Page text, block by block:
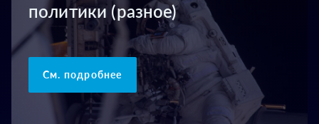
политики (разное)
См. подробнее